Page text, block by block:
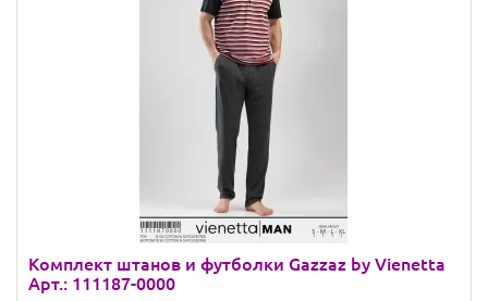
Комплект штанов и футболки Gazzaz by Vienetta
Арт.: 111187-0000